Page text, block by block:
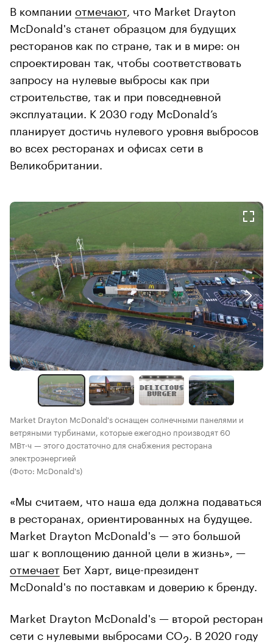
В компании отмечают, что Market Drayton
McDonald's станет образцом для будущих
ресторанов как по стране, так и в мире: он
спроектирован так, чтобы соответствовать
запросу на нулевые выбросы как при
строительстве, так и при повседневной
эксплуатации. К 2030 году McDonald’s
планирует достичь нулевого уровня выбросов
во всех ресторанах и офисах сети в
Великобритании.
00:00 / 00:00
Market Drayton McDonald's оснащен солнечными панелями и
ветряными турбинами, которые ежегодно производят 60
МВт·ч — этого достаточно для снабжения ресторана
электроэнергией
(Фото: McDonald's)
«Мы считаем, что наша еда должна подаваться
в ресторанах, ориентированных на будущее.
Market Drayton McDonald's — это большой
шаг к воплощению данной цели в жизнь», —
отмечает Бет Харт, вице-президент
McDonald's по поставкам и доверию к бренду.
Market Drayton McDonald's — второй ресторан
сети с нулевыми выбросами СО2 . В 2020 году